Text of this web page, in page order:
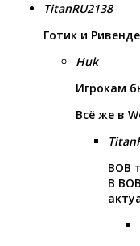
TitanRU2138
Готик и
Huk
Игрокам
Всё же в
ВОВ
В